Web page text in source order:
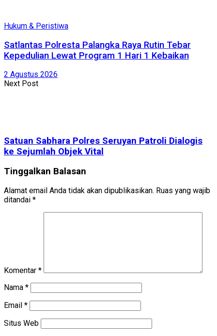
Hukum & Peristiwa
Satlantas Polresta Palangka Raya Rutin Tebar
Kepedulian Lewat Program 1 Hari 1 Kebaikan
2 Agustus 2026
Next Post
Satuan Sabhara Polres Seruyan Patroli Dialogis
ke Sejumlah Objek Vital
Tinggalkan Balasan
Alamat email Anda tidak akan dipublikasikan. Ruas yang wajib
ditandai *
Komentar *
Nama *
Email *
Situs Web